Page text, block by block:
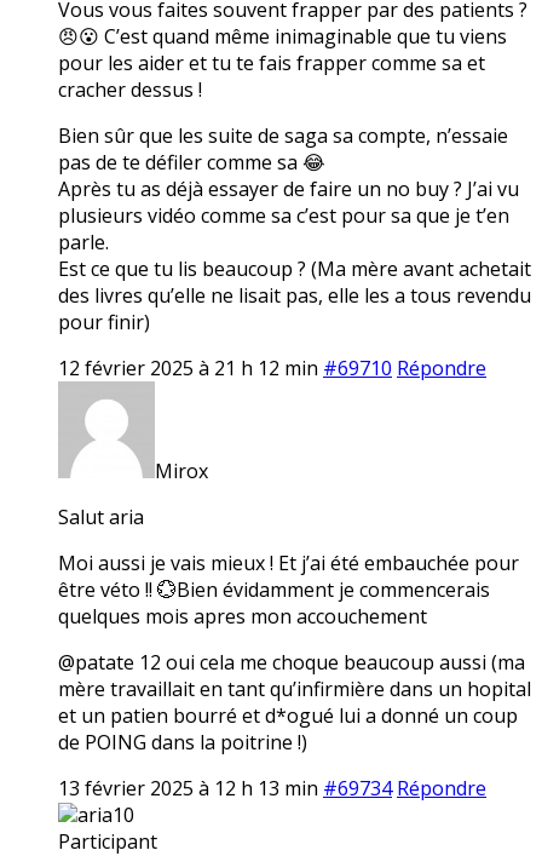
Vous vous faites souvent frapper par des patients ?
😠😮 C’est quand même inimaginable que tu viens
pour les aider et tu te fais frapper comme sa et
cracher dessus !
Bien sûr que les suite de saga sa compte, n’essaie
pas de te défiler comme sa 😂
Après tu as déjà essayer de faire un no buy ? J’ai vu
plusieurs vidéo comme sa c’est pour sa que je t’en
parle.
Est ce que tu lis beaucoup ? (Ma mère avant achetait
des livres qu’elle ne lisait pas, elle les a tous revendu
pour finir)
12 février 2025 à 21 h 12 min #69710 Répondre
Mirox
Salut aria
Moi aussi je vais mieux ! Et j’ai été embauchée pour
être véto !! 💮Bien évidamment je commencerais
quelques mois apres mon accouchement
@patate 12 oui cela me choque beaucoup aussi (ma
mère travaillait en tant qu’infirmière dans un hopital
et un patien bourré et d*ogué lui a donné un coup
de POING dans la poitrine !)
13 février 2025 à 12 h 13 min #69734 Répondre
aria10
Participant